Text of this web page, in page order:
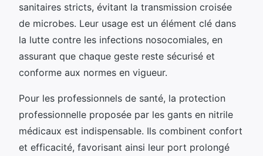
sanitaires stricts, évitant la transmission croisée
de microbes. Leur usage est un élément clé dans
la lutte contre les infections nosocomiales, en
assurant que chaque geste reste sécurisé et
conforme aux normes en vigueur.
Pour les professionnels de santé, la protection
professionnelle proposée par les gants en nitrile
médicaux est indispensable. Ils combinent confort
et efficacité, favorisant ainsi leur port prolongé